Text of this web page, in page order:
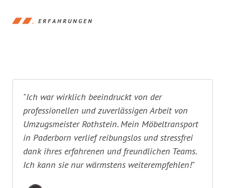
ERFAHRUNGEN
"Ich war wirklich beeindruckt von der
professionellen und zuverlässigen Arbeit von
Umzugsmeister Rothstein. Mein Möbeltransport
in Paderborn verlief reibungslos und stressfrei
dank ihres erfahrenen und freundlichen Teams.
Ich kann sie nur wärmstens weiterempfehlen!"